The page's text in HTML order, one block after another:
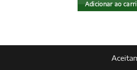
Adicionar ao